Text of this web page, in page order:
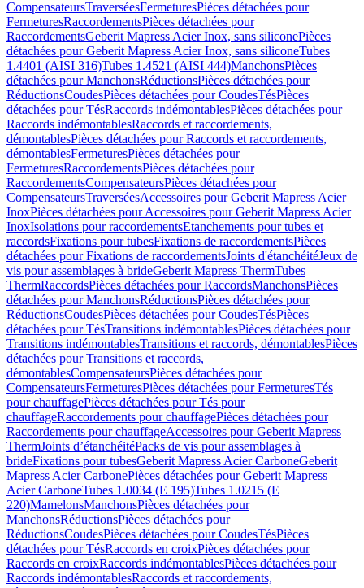
CompensateursTraverséesFermeturesPièces détachées pour
FermeturesRaccordementsPièces détachées pour
RaccordementsGeberit Mapress Acier Inox, sans siliconePièces
détachées pour Geberit Mapress Acier Inox, sans siliconeTubes
1.4401 (AISI 316)Tubes 1.4521 (AISI 444)ManchonsPièces
détachées pour ManchonsRéductionsPièces détachées pour
RéductionsCoudesPièces détachées pour CoudesTésPièces
détachées pour TésRaccords indémontablesPièces détachées pour
Raccords indémontablesRaccords et raccordements,
démontablesPièces détachées pour Raccords et raccordements,
démontablesFermeturesPièces détachées pour
FermeturesRaccordementsPièces détachées pour
RaccordementsCompensateursPièces détachées pour
CompensateursTraverséesAccessoires pour Geberit Mapress Acier
InoxPièces détachées pour Accessoires pour Geberit Mapress Acier
InoxIsolations pour raccordementsEtanchements pour tubes et
raccordsFixations pour tubesFixations de raccordementsPièces
détachées pour Fixations de raccordementsJoints d'étanchéitéJeux de
vis pour assemblages à brideGeberit Mapress ThermTubes
ThermRaccordsPièces détachées pour RaccordsManchonsPièces
détachées pour ManchonsRéductionsPièces détachées pour
RéductionsCoudesPièces détachées pour CoudesTésPièces
détachées pour TésTransitions indémontablesPièces détachées pour
Transitions indémontablesTransitions et raccords, démontablesPièces
détachées pour Transitions et raccords,
démontablesCompensateursPièces détachées pour
CompensateursFermeturesPièces détachées pour FermeturesTés
pour chauffagePièces détachées pour Tés pour
chauffageRaccordements pour chauffagePièces détachées pour
Raccordements pour chauffageAccessoires pour Geberit Mapress
ThermJoints d’étanchéitéPacks de vis pour assemblages à
brideFixations pour tubesGeberit Mapress Acier CarboneGeberit
Mapress Acier CarbonePièces détachées pour Geberit Mapress
Acier CarboneTubes 1.0034 (E 195)Tubes 1.0215 (E
220)MamelonsManchonsPièces détachées pour
ManchonsRéductionsPièces détachées pour
RéductionsCoudesPièces détachées pour CoudesTésPièces
détachées pour TésRaccords en croixPièces détachées pour
Raccords en croixRaccords indémontablesPièces détachées pour
Raccords indémontablesRaccords et raccordements,